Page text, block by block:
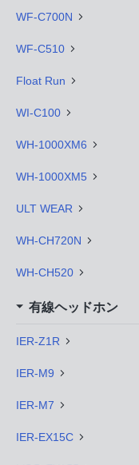
WF-C700N
WF-C510
Float Run
WI-C100
WH-1000XM6
WH-1000XM5
ULT WEAR
WH-CH720N
WH-CH520
有線ヘッドホン
IER-Z1R
IER-M9
IER-M7
IER-EX15C